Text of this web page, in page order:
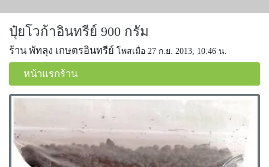
ปุ๋ยโวก้าอินทรีย์ 900 กรัม
ร้าน พัทลุง เกษตรอินทรีย์ โพสเมื่อ 27 ก.ย. 2013, 10:46 น.
หน้าแรกร้าน